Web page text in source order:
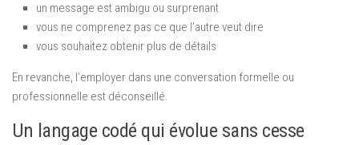
un message est ambigu ou surprenant
vous ne comprenez pas ce que l’autre veut dire
vous souhaitez obtenir plus de détails
En revanche, l’employer dans une conversation formelle ou
professionnelle est déconseillé.
Un langage codé qui évolue sans cesse